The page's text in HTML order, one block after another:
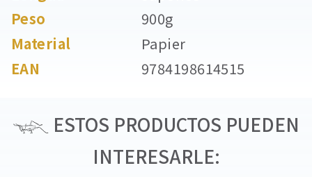
Peso
900g
Material
Papier
EAN
9784198614515
ESTOS PRODUCTOS PUEDEN
INTERESARLE: